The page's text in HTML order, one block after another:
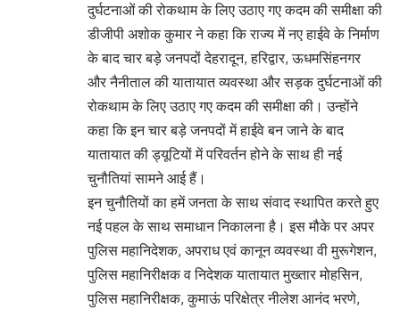
दुर्घटनाओं की रोकथाम के लिए उठाए गए कदम की समीक्षा की
डीजीपी अशोक कुमार ने कहा कि राज्य में नए हाईवे के निर्माण
के बाद चार बड़े जनपदों देहरादून, हरिद्वार, ऊधमसिंहनगर
और नैनीताल की यातायात व्यवस्था और सड़क दुर्घटनाओं की
रोकथाम के लिए उठाए गए कदम की समीक्षा की। उन्होंने
कहा कि इन चार बड़े जनपदों में हाईवे बन जाने के बाद
यातायात की ड्यूटियों में परिवर्तन होने के साथ ही नई
चुनौतियां सामने आई हैं।
इन चुनौतियों का हमें जनता के साथ संवाद स्थापित करते हुए
नई पहल के साथ समाधान निकालना है। इस मौके पर अपर
पुलिस महानिदेशक, अपराध एवं कानून व्यवस्था वी मुरूगेशन,
पुलिस महानिरीक्षक व निदेशक यातायात मुख्तार मोहसिन,
पुलिस महानिरीक्षक, कुमाऊं परिक्षेत्र नीलेश आनंद भरणे,